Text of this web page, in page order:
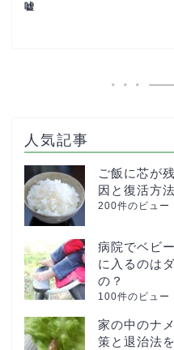
嘘
人気記事
ご飯に芯が
因と復活方
200件のビュー
病院でベビ
に入るのは
の？
100件のビュー
家の中のナ
策と退治法